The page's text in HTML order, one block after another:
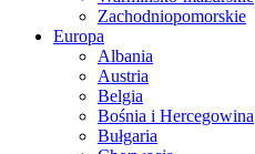
Zachodniopomorskie
Europa
Albania
Austria
Belgia
Bośnia i Hercegowina
Bułgaria